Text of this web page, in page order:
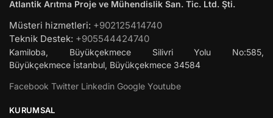
Atlantik Arıtma Proje ve Mühendislik San. Tic. Ltd. Şti.
Müsteri hizmetleri: +902125414740
Teknik Destek: +905544424740
Kamiloba, Büyükçekmece Silivri Yolu No:585,
Büyükçekmece İstanbul, Büyükçekmece 34584
Facebook Twitter Linkedin Google Youtube
KURUMSAL